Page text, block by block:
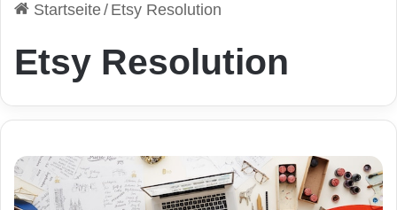
Startseite/ Etsy Resolution
Etsy Resolution